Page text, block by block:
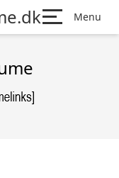
Menu